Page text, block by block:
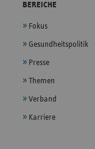
BEREICHE
Fokus
Gesundheitspolitik
Presse
Themen
Verband
Karriere